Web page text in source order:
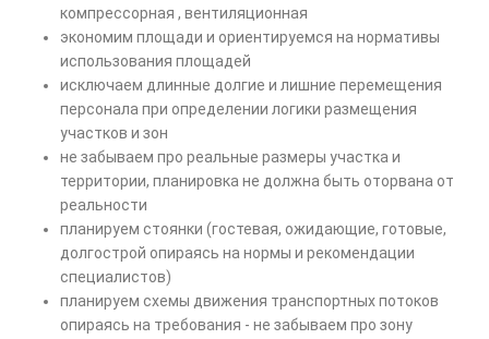
компрессорная , вентиляционная
экономим площади и ориентируемся на нормативы
использования площадей
исключаем длинные долгие и лишние перемещения
персонала при определении логики размещения
участков и зон
не забываем про реальные размеры участка и
территории, планировка не должна быть оторвана от
реальности
планируем стоянки (гостевая, ожидающие, готовые,
долгострой опираясь на нормы и рекомендации
специалистов)
планируем схемы движения транспортных потоков
опираясь на требования - не забываем про зону